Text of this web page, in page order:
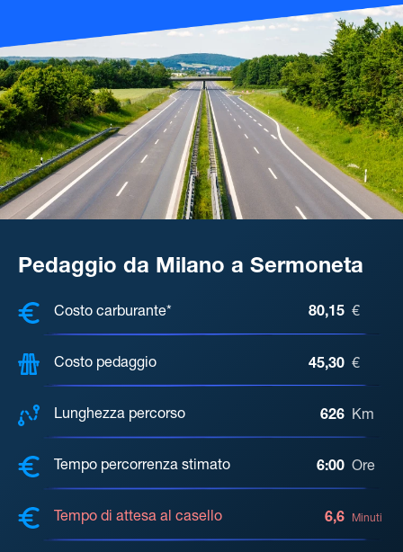
Pedaggio da Milano a Sermoneta
COSTI, DISTANZA, TEMPO DI
Costo carburante* 80,15 €
Costo pedaggio 45,30 €
Lunghezza percorso 626 Km
Tempo percorrenza stimato 6:00 Ore
Tempo di attesa al casello 6,6 Minuti